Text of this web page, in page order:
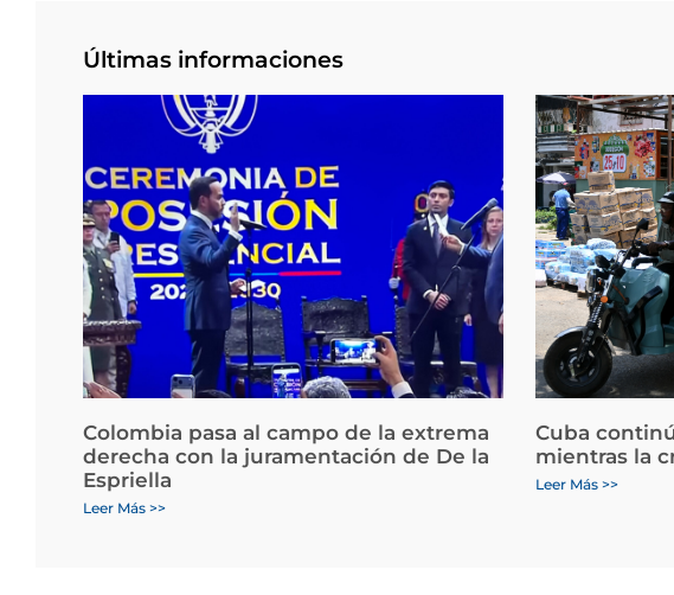
Últimas informaciones
Colombia pasa al campo de la extrema
derecha con la juramentación de De la
Espriella
Leer Más >>
Cuba
mientras la
Leer Más >>